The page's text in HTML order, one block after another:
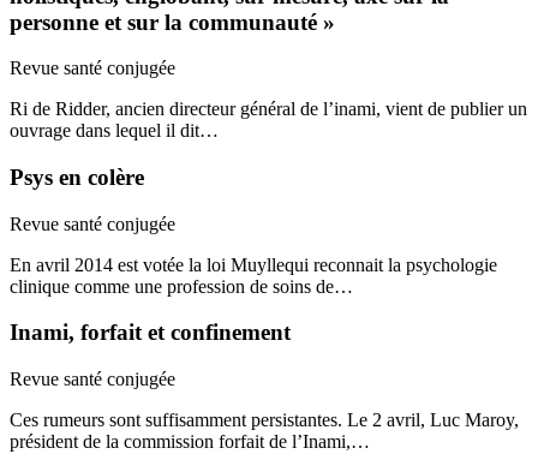
personne et sur la communauté »
Revue santé conjugée
Ri de Ridder, ancien directeur général de l’inami, vient de publier un
ouvrage dans lequel il dit…
Psys en colère
Revue santé conjugée
En avril 2014 est votée la loi Muyllequi reconnait la psychologie
clinique comme une profession de soins de…
Inami, forfait et confinement
Revue santé conjugée
Ces rumeurs sont suffisamment persistantes. Le 2 avril, Luc Maroy,
président de la commission forfait de l’Inami,…